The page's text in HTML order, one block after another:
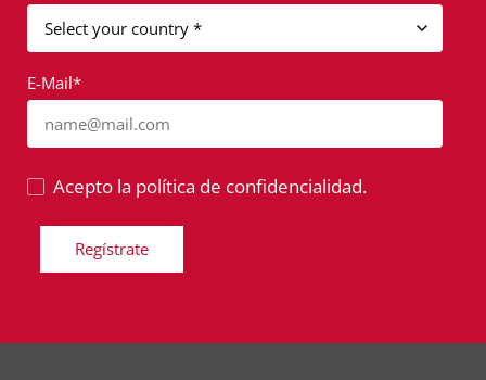
E-Mail*
name@mail.com
Acepto la política de confidencialidad.
Regístrate